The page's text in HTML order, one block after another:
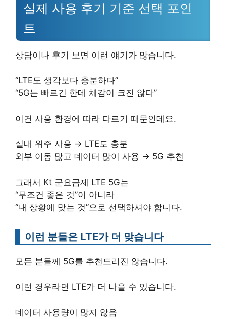
실제 사용 후기 기준 선택 포인
트
상담이나 후기 보면 이런 얘기가 많습니다.
“LTE도 생각보다 충분하다”
“5G는 빠르긴 한데 체감이 크진 않다”
이건 사용 환경에 따라 다르기 때문인데요.
실내 위주 사용 → LTE도 충분
외부 이동 많고 데이터 많이 사용 → 5G 추천
그래서 Kt 군요금제 LTE 5G는
“무조건 좋은 것”이 아니라
“내 상황에 맞는 것”으로 선택하셔야 합니다.
이런 분들은 LTE가 더 맞습니다
모든 분들께 5G를 추천드리진 않습니다.
이런 경우라면 LTE가 더 나을 수 있습니다.
데이터 사용량이 많지 않음